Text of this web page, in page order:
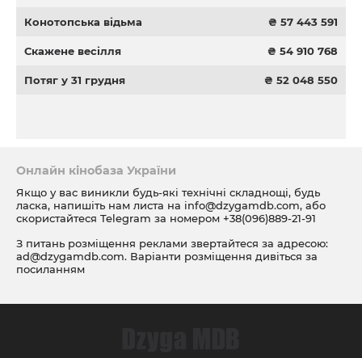
Конотопська відьма ₴ 57 443 591
Скажене весілля ₴ 54 910 768
Потяг у 31 грудня ₴ 52 048 550
Онлайн кінобаза України
Якщо у вас виникли будь-які технічні складнощі, будь
ласка, напишіть нам листа на info@dzygamdb.com, або
скористайтеся Telegram за номером +38(096)889-21-91
З питань розміщення реклами звертайтеся за адресою:
ad@dzygamdb.com. Варіанти розміщення дивіться за
посиланням